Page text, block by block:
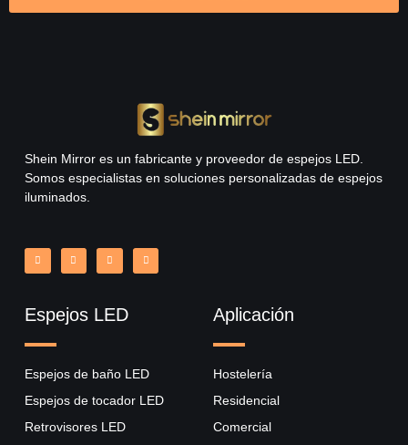
Shein Mirror es un fabricante y proveedor de espejos LED.
Somos especialistas en soluciones personalizadas de espejos
iluminados.
Espejos LED
Espejos de baño LED
Espejos de tocador LED
Retrovisores LED
Aplicación
Hostelería
Residencial
Comercial